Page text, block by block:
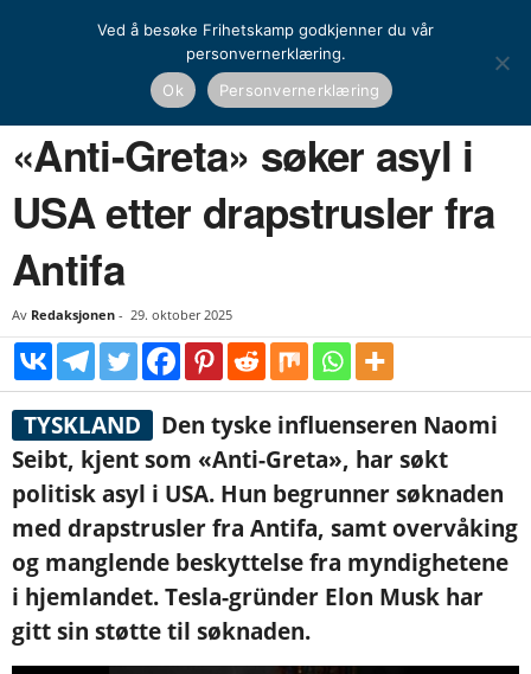
«Anti-Greta» søker asyl i USA etter drapstrusler fra Antifa
«Anti-Greta» søker asyl i
USA etter drapstrusler fra
Antifa
Av Redaksjonen - 29. oktober 2025
TYSKLAND
Den tyske influenseren Naomi
Seibt, kjent som «Anti-Greta», har søkt
politisk asyl i USA. Hun begrunner søknaden
med drapstrusler fra Antifa, samt overvåking
og manglende beskyttelse fra myndighetene
i hjemlandet. Tesla-gründer Elon Musk har
gitt sin støtte til søknaden.
Ved å besøke Frihetskamp godkjenner du vår
personvernerklæring.
Ok
Personvernerklæring